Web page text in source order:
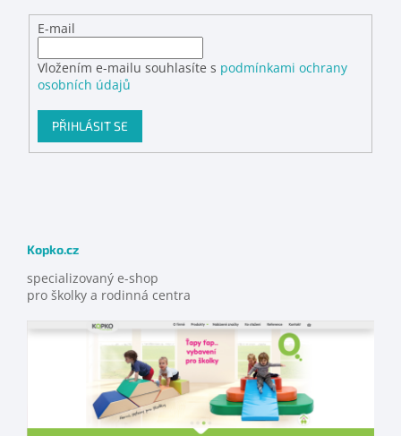
E-mail
Vložením e-mailu souhlasíte s podmínkami ochrany
osobních údajů
PŘIHLÁSIT SE
Kopko.cz
specializovaný e-shop
pro školky a rodinná centra